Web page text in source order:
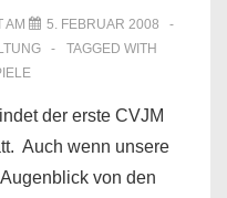
AM
5. FEBRUAR 2008
TAGGED WITH
der erste CVJM
Auch wenn unsere
von den